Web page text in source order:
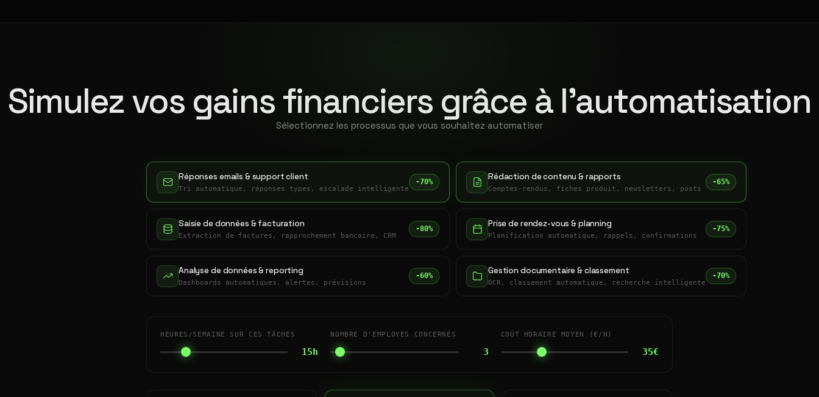
Simulez vos gains financiers grâce à l'automatisation
Sélectionnez les processus que vous souhaitez automatiser
Réponses emails & support client
Tri automatique, réponses types, escalade intelligente
-70% Rédaction de contenu & rapports
Comptes-rendus, fiches produit, newsletters, posts
-65%
Saisie de données & facturation
Extraction de factures, rapprochement bancaire, CRM
-80% Prise de rendez-vous & planning
Planification automatique, rappels, confirmations
-75%
Analyse de données & reporting
Dashboards automatiques, alertes, prévisions
-60% Gestion documentaire & classement
OCR, classement automatique, recherche intelligente
-70%
HEURES/SEMAINE SUR CES TÂCHES
15h
NOMBRE D'EMPLOYÉS CONCERNÉS
3
COÛT HORAIRE MOYEN (€/H)
35€